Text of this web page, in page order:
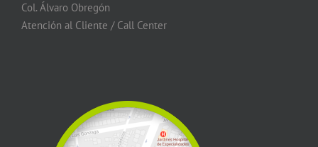
Col. Álvaro Obregón
Atención al Cliente / Call Center